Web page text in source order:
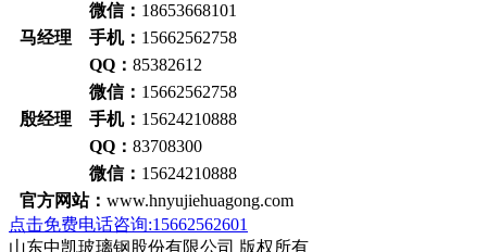
微信： 18653668101
马经理 手机： 15662562758
QQ： 85382612
微信： 15662562758
殷经理 手机： 15624210888
QQ： 83708300
微信： 15624210888
官方网站： www.hnyujiehuagong.com
点击免费电话咨询:15662562601
山东中凯玻璃钢股份有限公司 版权所有